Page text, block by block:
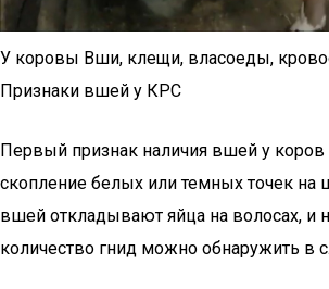
У коровы Вши, клещи, власоеды,
Признаки вшей у КРС
Первый признак наличия вшей у коров
скопление белых или темных точек на
вшей откладывают яйца на волосах, и
количество гнид можно обнаружить в